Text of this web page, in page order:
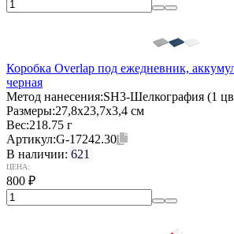
Коробка Overlap под ежедневник,
черная
Метод нанесения:SH3-Шелкография (1
Размеры:27,8х23,7х3,4 см
Вес:218.75 г
Артикул:G-17242.30
В наличии: 621
ЦЕНА:
800 ₽